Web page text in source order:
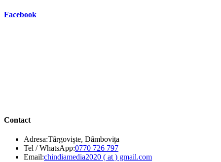
Facebook
Contact
Adresa:Târgoviște, Dâmbovița
Tel / WhatsApp:0770 726 797Opens
in
Email:chindiamedia2020 ( at ) gmail.comOpens